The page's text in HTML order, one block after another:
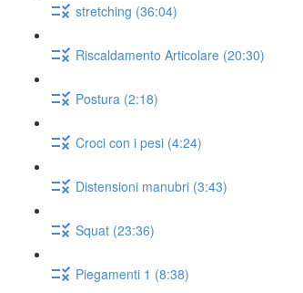
stretching (36:04)
Riscaldamento Articolare (20:30)
Postura (2:18)
Croci con i pesi (4:24)
Distensioni manubri (3:43)
Squat (23:36)
Piegamenti 1 (8:38)